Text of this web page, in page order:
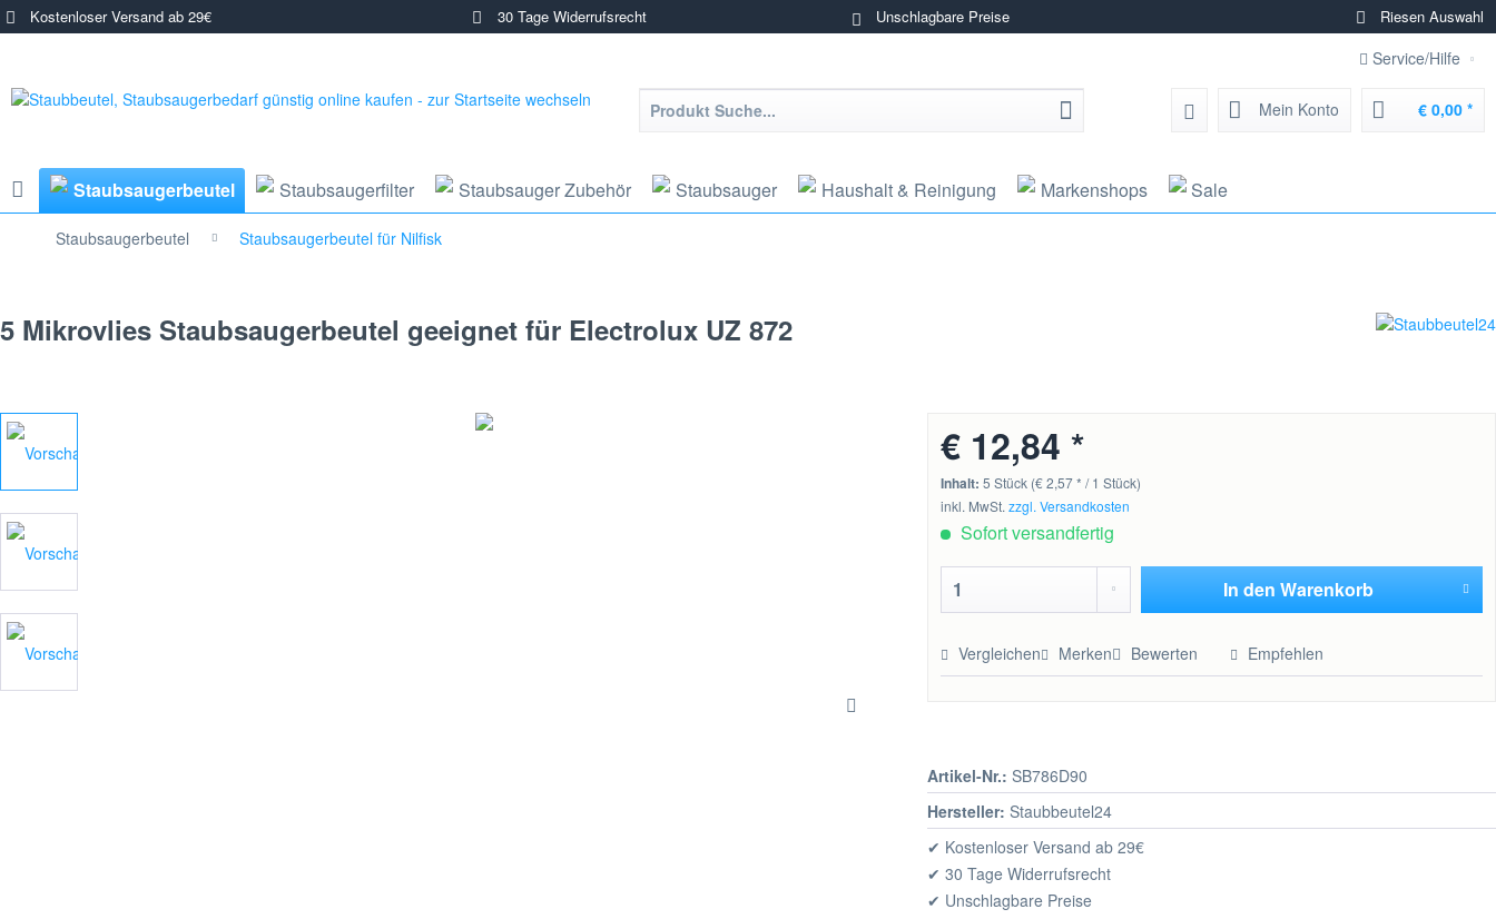
Kostenloser Versand ab 29€ 30 Tage Widerrufsrecht Unschlagbare Preise Riesen Auswahl
Service/Hilfe
Mein Konto € 0,00 *
Staubsaugerbeutel Staubsaugerfilter Staubsauger Zubehör Staubsauger Haushalt & Reinigung Markenshops Sale
Staubsaugerbeutel Staubsaugerbeutel für Nilfisk
5 Mikrovlies Staubsaugerbeutel geeignet für Electrolux UZ 872
€ 12,84 *
Inhalt:5 Stück (€ 2,57 * / 1 Stück)
inkl. MwSt.zzgl. Versandkosten
Sofort versandfertig
In den Warenkorb
Vergleichen Merken Bewerten Empfehlen
Artikel-Nr.: SB786D90
Hersteller: Staubbeutel24
✔ Kostenloser Versand ab 29€
✔ 30 Tage Widerrufsrecht
✔ Unschlagbare Preise